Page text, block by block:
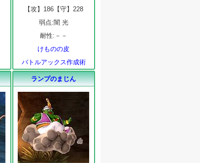
【攻】186【守】228
弱点:闇 光
耐性:－－
けものの皮
バトルアックス作成術
ランプのまじん